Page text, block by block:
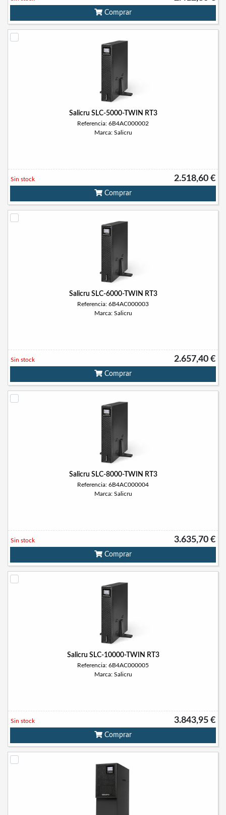
Comprar
Salicru SLC-5000-TWIN RT3
Referencia: 6B4AC000002
Marca: Salicru
2.518,60 €
Sin stock
Comprar
Salicru SLC-6000-TWIN RT3
Referencia: 6B4AC000003
Marca: Salicru
2.657,40 €
Sin stock
Comprar
Salicru SLC-8000-TWIN RT3
Referencia: 6B4AC000004
Marca: Salicru
3.635,70 €
Sin stock
Comprar
Salicru SLC-10000-TWIN RT3
Referencia: 6B4AC000005
Marca: Salicru
3.843,95 €
Sin stock
Comprar